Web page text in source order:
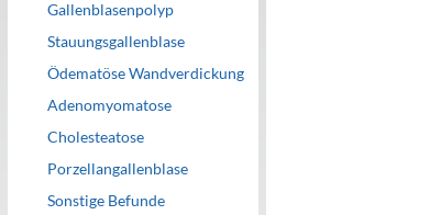
Gallenblasenpolyp
Stauungsgallenblase
Ödematöse Wandverdickung
Adenomyomatose
Cholesteatose
Porzellangallenblase
Sonstige Befunde